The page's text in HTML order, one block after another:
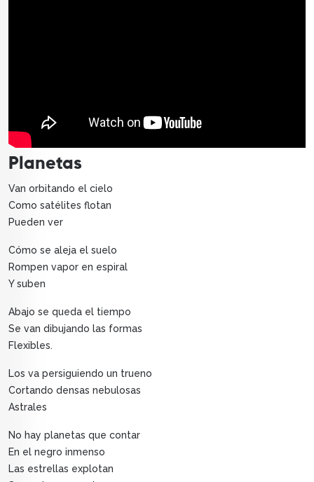
Planetas
Van orbitando el cielo
Como satélites flotan
Pueden ver
Cómo se aleja el suelo
Rompen vapor en espiral
Y suben
Abajo se queda el tiempo
Se van dibujando las formas
Flexibles.
Los va persiguiendo un trueno
Cortando densas nebulosas
Astrales
No hay planetas que contar
En el negro inmenso
Las estrellas explotan